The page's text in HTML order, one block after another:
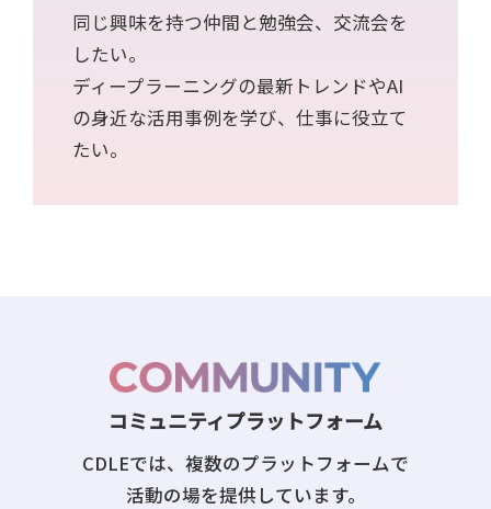
同じ興味を持つ仲間と勉強会、交流会を
したい。
ディープラーニングの最新トレンドやAI
の身近な活用事例を学び、仕事に役立て
たい。
コミュニティプラットフォーム
CDLEでは、複数のプラットフォームで
活動の場を提供しています。